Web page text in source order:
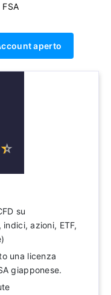
FSA
aperto
☆
★
su
azioni, ETF,
una licenza
giapponese.